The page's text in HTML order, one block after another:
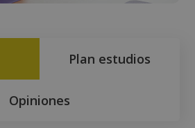
Plan estudios
Opiniones